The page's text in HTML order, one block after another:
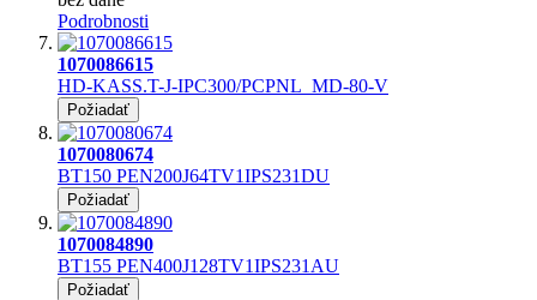
Podrobnosti
1070086615
HD-KASS.T-J-IPC300/PCPNL_MD-80-V
Požiadať
1070080674
BT150 PEN200J64TV1IPS231DU
Požiadať
1070084890
BT155 PEN400J128TV1IPS231AU
Požiadať